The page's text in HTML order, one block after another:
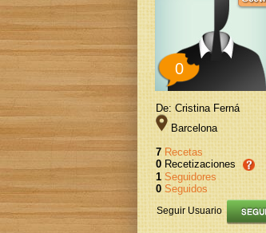
0
De: Cristina Ferná
Barcelona
7 Recetas
0 Recetizaciones
1 Seguidores
0 Seguidos
Seguir Usuario